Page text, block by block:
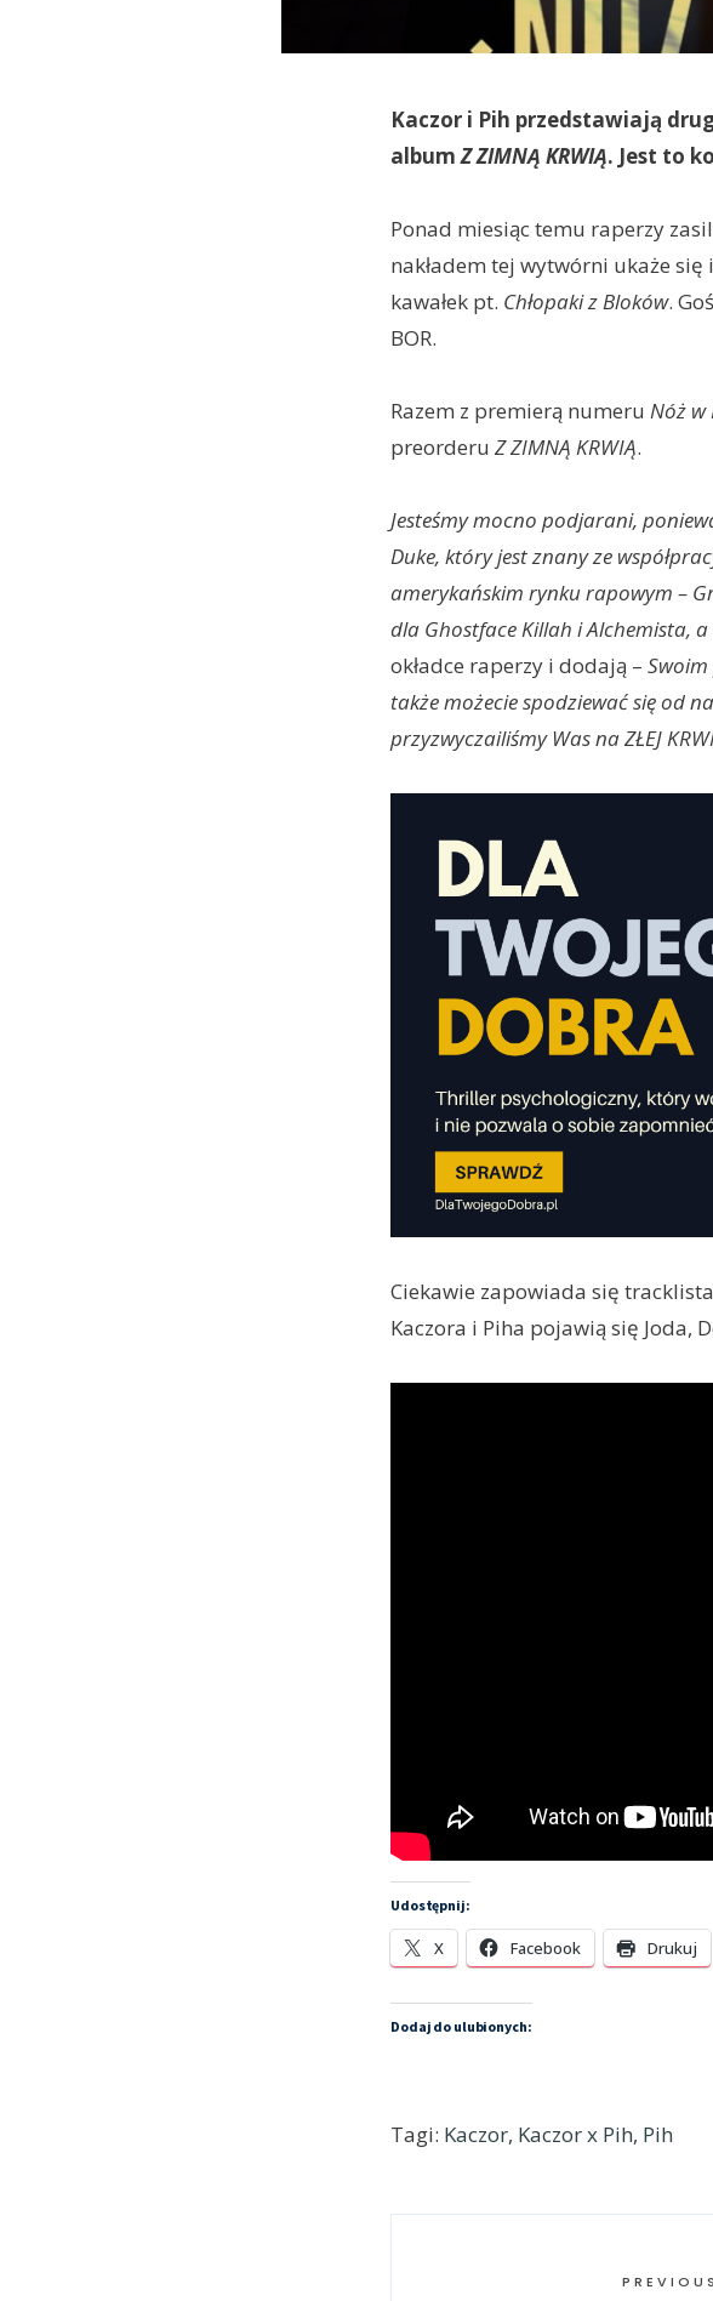
Kaczor i Pih przedstawiają
albumZ ZIMNĄ KRWIĄ. Jest to
Ponad miesiąc temu raperzy
nakładem tej wytwórni ukaże się
kawałek pt. Chłopaki z Bloków.
BOR.
Razem z premierą numeru Nóż w
preorderu Z ZIMNĄ KRWIĄ.
Jesteśmy mocno podjarani,
Duke, który jest znany ze
amerykańskim rynku rapowym –
dla Ghostface Killah i Alchemista,
okładce raperzy i dodają –
także możecie spodziewać się od
przyzwyczailiśmy Was na ZŁEJ
Ciekawie zapowiada się tracklista
Kaczora i Piha pojawią się Joda,
Udostępnij:
X Facebook Drukuj
Dodaj do ulubionych:
Tagi: Kaczor, Kaczor x Pih, Pih